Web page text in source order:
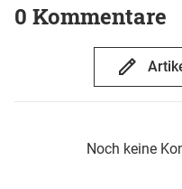
0 Kommentare
Noch keine